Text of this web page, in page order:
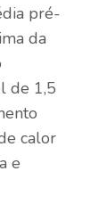
pré-
da
de 1,5
calor
e